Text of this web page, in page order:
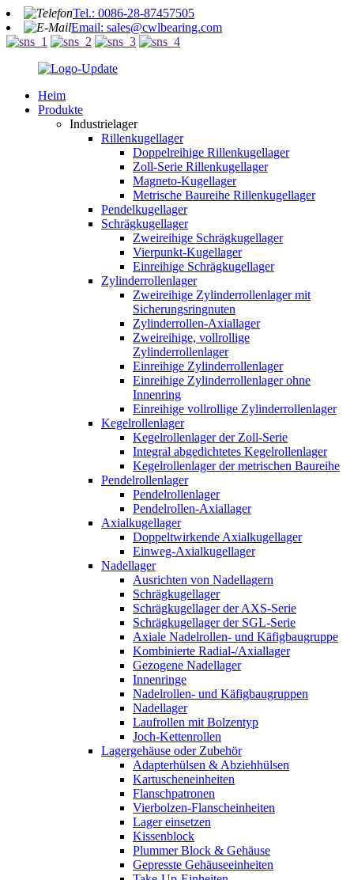
Tel.: 0086-28-87457505
Email: sales@cwlbearing.com
Heim
Produkte
Industrielager
Rillenkugellager
Doppelreihige Rillenkugellager
Zoll-Serie Rillenkugellager
Magneto-Kugellager
Metrische Baureihe Rillenkugellager
Pendelkugellager
Schrägkugellager
Zweireihige Schrägkugellager
Vierpunkt-Kugellager
Einreihige Schrägkugellager
Zylinderrollenlager
Zweireihige Zylinderrollenlager mit
Sicherungsringnuten
Zylinderrollen-Axiallager
Zweireihige, vollrollige
Zylinderrollenlager
Einreihige Zylinderrollenlager
Einreihige Zylinderrollenlager ohne
Innenring
Einreihige vollrollige Zylinderrollenlager
Kegelrollenlager
Kegelrollenlager der Zoll-Serie
Integral abgedichtetes Kegelrollenlager
Kegelrollenlager der metrischen Baureihe
Pendelrollenlager
Pendelrollenlager
Pendelrollen-Axiallager
Axialkugellager
Doppeltwirkende Axialkugellager
Einweg-Axialkugellager
Nadellager
Ausrichten von Nadellagern
Schrägkugellager
Schrägkugellager der AXS-Serie
Schrägkugellager der SGL-Serie
Axiale Nadelrollen- und Käfigbaugruppe
Kombinierte Radial-/Axiallager
Gezogene Nadellager
Innenringe
Nadelrollen- und Käfigbaugruppen
Nadellager
Laufrollen mit Bolzentyp
Joch-Kettenrollen
Lagergehäuse oder Zubehör
Adapterhülsen & Abziehhülsen
Kartuscheneinheiten
Flanschpatronen
Vierbolzen-Flanscheinheiten
Lager einsetzen
Kissenblock
Plummer Block & Gehäuse
Gepresste Gehäuseeinheiten